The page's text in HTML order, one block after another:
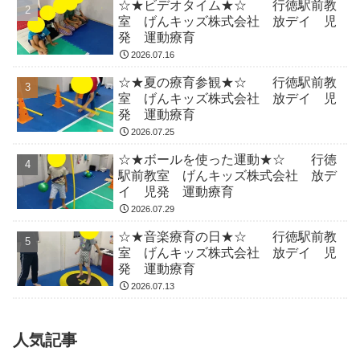
☆★ビデオタイム★☆ 行徳駅前教
室 げんキッズ株式会社 放デイ 児
発 運動療育
2026.07.16
☆★夏の療育参観★☆ 行徳駅前教
室 げんキッズ株式会社 放デイ 児
発 運動療育
2026.07.25
☆★ボールを使った運動★☆ 行徳
駅前教室 げんキッズ株式会社 放デ
イ 児発 運動療育
2026.07.29
☆★音楽療育の日★☆ 行徳駅前教
室 げんキッズ株式会社 放デイ 児
発 運動療育
2026.07.13
人気記事